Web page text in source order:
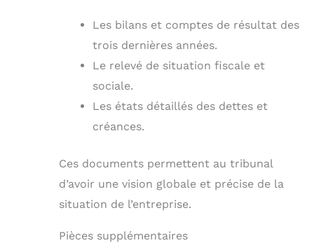
Les bilans et comptes de résultat des
trois dernières années.
Le relevé de situation fiscale et
sociale.
Les états détaillés des dettes et
créances.
Ces documents permettent au tribunal
d’avoir une vision globale et précise de la
situation de l’entreprise.
Pièces supplémentaires